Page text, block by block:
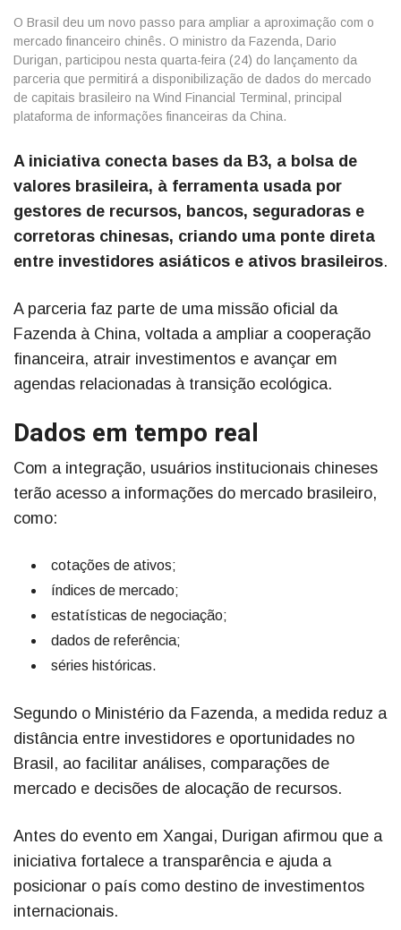
O Brasil deu um novo passo para ampliar a aproximação com o
mercado financeiro chinês. O ministro da Fazenda, Dario
Durigan, participou nesta quarta-feira (24) do lançamento da
parceria que permitirá a disponibilização de dados do mercado
de capitais brasileiro na Wind Financial Terminal, principal
plataforma de informações financeiras da China.
A iniciativa conecta bases da B3, a bolsa de
valores brasileira, à ferramenta usada por
gestores de recursos, bancos, seguradoras e
corretoras chinesas, criando uma ponte direta
entre investidores asiáticos e ativos brasileiros.
A parceria faz parte de uma missão oficial da
Fazenda à China, voltada a ampliar a cooperação
financeira, atrair investimentos e avançar em
agendas relacionadas à transição ecológica.
Dados em tempo real
Com a integração, usuários institucionais chineses
terão acesso a informações do mercado brasileiro,
como:
cotações de ativos;
índices de mercado;
estatísticas de negociação;
dados de referência;
séries históricas.
Segundo o Ministério da Fazenda, a medida reduz a
distância entre investidores e oportunidades no
Brasil, ao facilitar análises, comparações de
mercado e decisões de alocação de recursos.
Antes do evento em Xangai, Durigan afirmou que a
iniciativa fortalece a transparência e ajuda a
posicionar o país como destino de investimentos
internacionais.